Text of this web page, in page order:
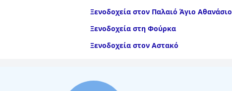
Ξενοδοχεία στον Παλαιό Άγιο Αθανάσιο
Ξενοδοχεία στη Φούρκα
Ξενοδοχεία στον Αστακό